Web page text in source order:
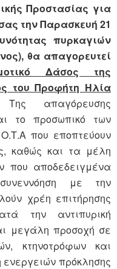
Προστασίας για
την Παρασκευή 21
πυρκαγιών
θα απαγορευτεί
Δάσος της
του Προφήτη Ηλία
απαγόρευσης
το προσωπικό των
που εποπτεύουν
καθώς και τα μέλη
που αποδεδειγμένα
με την
χρέη επιτήρησης
την αντιπυρική
μεγάλη προσοχή σε
κτηνοτρόφων και
πρόκλησης